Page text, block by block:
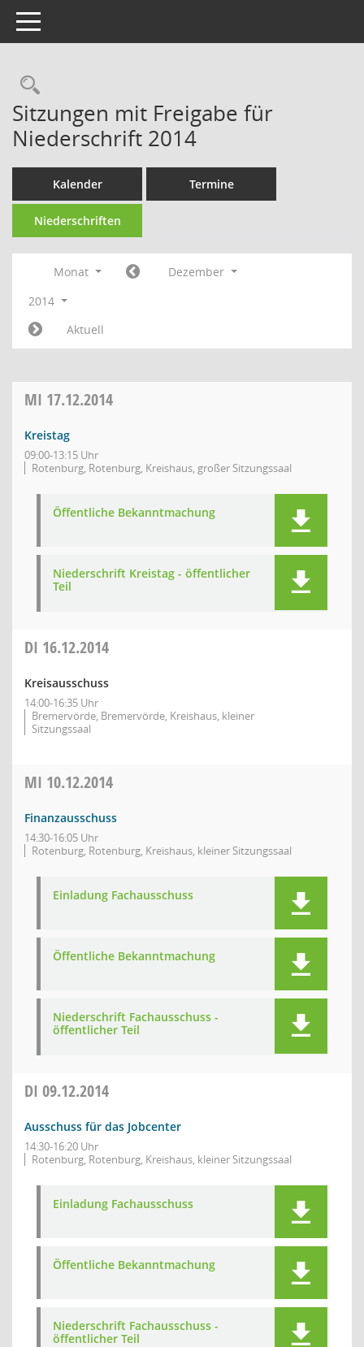
Toggle navigation
Rechercheauswahl
Sitzungen mit Freigabe für
Niederschrift 2014
Kalender Termine
Niederschriften
Monat
Dezember
2014
Aktuell
MI 17.12.2014
Kreistag
09:00-13:15 Uhr
Rotenburg, Rotenburg, Kreishaus, großer Sitzungssaal
Öffentliche Bekanntmachung
Niederschrift Kreistag - öffentlicher
Teil
DI 16.12.2014
Kreisausschuss
14:00-16:35 Uhr
Bremervörde, Bremervörde, Kreishaus, kleiner
Sitzungssaal
MI 10.12.2014
Finanzausschuss
14:30-16:05 Uhr
Rotenburg, Rotenburg, Kreishaus, kleiner Sitzungssaal
Einladung Fachausschuss
Öffentliche Bekanntmachung
Niederschrift Fachausschuss -
öffentlicher Teil
DI 09.12.2014
Ausschuss für das Jobcenter
14:30-16:20 Uhr
Rotenburg, Rotenburg, Kreishaus, kleiner Sitzungssaal
Einladung Fachausschuss
Öffentliche Bekanntmachung
Niederschrift Fachausschuss -
öffentlicher Teil